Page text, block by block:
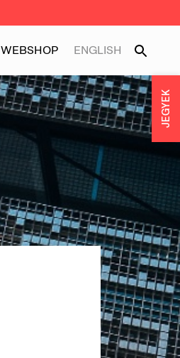
WEBSHOP ENGLISH
JEGYEK